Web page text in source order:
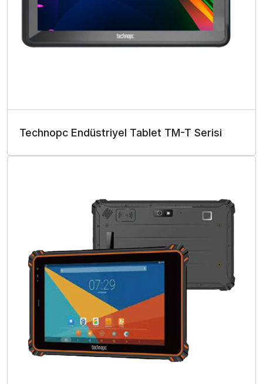
Technopc Endüstriyel Tablet TM-T Serisi